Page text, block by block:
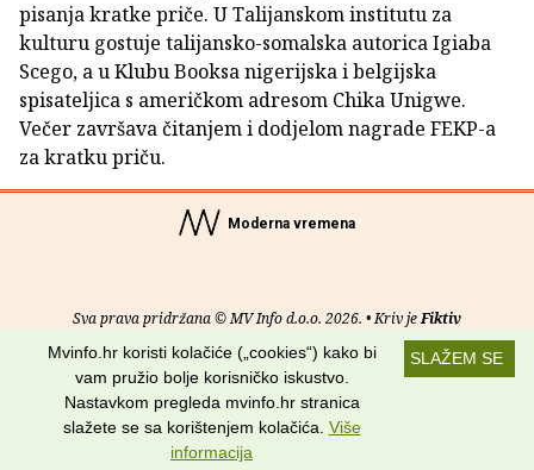
pisanja kratke priče. U Talijanskom institutu za
kulturu gostuje talijansko-somalska autorica Igiaba
Scego, a u Klubu Booksa nigerijska i belgijska
spisateljica s američkom adresom Chika Unigwe.
Večer završava čitanjem i dodjelom nagrade FEKP-a
za kratku priču.
Moderna vremena
Sva prava pridržana © MV Info d.o.o. 2026. • Kriv jeFiktiv
Uvjeti korištenja RSS kanali
Potraži nas na:
SLAŽEM SE
Mvinfo.hr koristi kolačiće („cookies“) kako bi
vam pružio bolje korisničko iskustvo.
Nastavkom pregleda mvinfo.hr stranica
slažete se sa korištenjem kolačića. Više
informacija